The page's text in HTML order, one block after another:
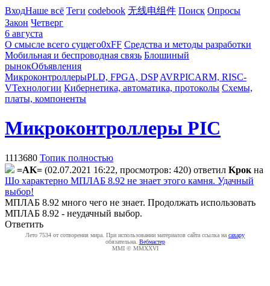
ВходНаше всё Теги codebook 无线电组件 Поиск Опросы
Закон Четверг
6 августа
О смысле всего сущего0xFF Средства и методы разработки
Мобильная и беспроводная связь Блошиный
рынокОбъявления
МикроконтроллерыPLD, FPGA, DSP AVRPICARM, RISC-
VТехнологии Кибернетика, автоматика, протоколы Схемы,
платы, компоненты
Микроконтроллеры PIC
1113680 Топик полностью
=AK= (02.07.2021 16:22, просмотров: 420) ответил Kpoк на
Шо характерно МПЛАБ 8.92 не знает этого камня. Удачный
выбор!
МПЛАБ 8.92 много чего не знает. Продолжать использовать
МПЛАБ 8.92 - неудачный выбор.
Ответить
Лето 7534 от сотворения мира. При использовании материалов сайта ссылка на caxapу
обязательна. Вебмастер
MMI © MMXXVI